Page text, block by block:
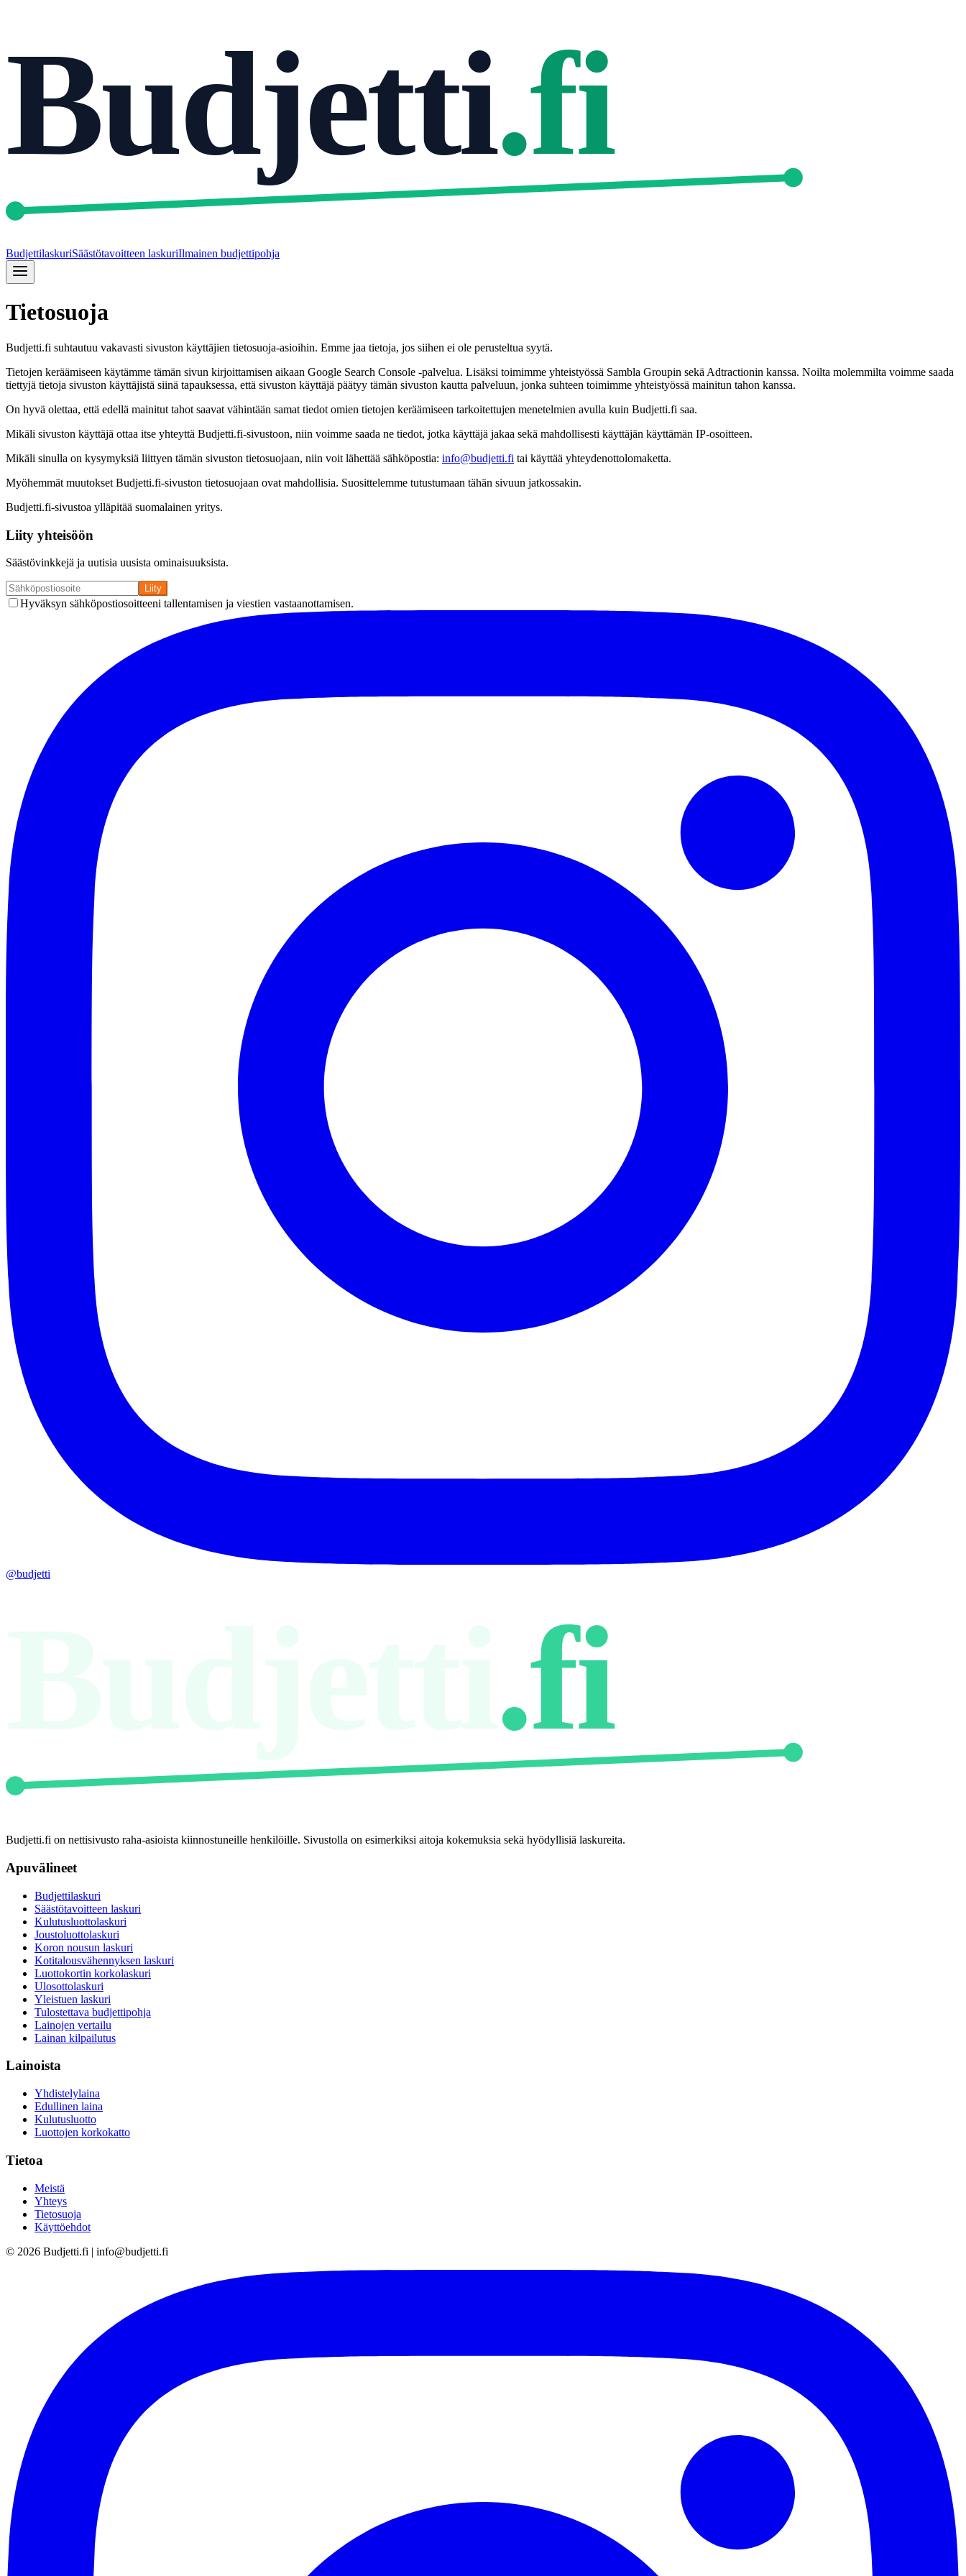
Budjetti.fi
BudjettilaskuriSäästötavoitteen laskuriIlmainen budjettipohja
Tietosuoja
Budjetti.fi suhtautuu vakavasti sivuston käyttäjien tietosuoja-asioihin. Emme jaa tietoja, jos siihen ei ole perusteltua syytä.
Tietojen keräämiseen käytämme tämän sivun kirjoittamisen aikaan Google Search Console -palvelua. Lisäksi toimimme yhteistyössä Sambla Groupin sekä Adtractionin kanssa. Noilta molemmilta voimme saada
tiettyjä tietoja sivuston käyttäjistä siinä tapauksessa, että sivuston käyttäjä päätyy tämän sivuston kautta palveluun, jonka suhteen toimimme yhteistyössä mainitun tahon kanssa.
On hyvä olettaa, että edellä mainitut tahot saavat vähintään samat tiedot omien tietojen keräämiseen tarkoitettujen menetelmien avulla kuin Budjetti.fi saa.
Mikäli sivuston käyttäjä ottaa itse yhteyttä Budjetti.fi-sivustoon, niin voimme saada ne tiedot, jotka käyttäjä jakaa sekä mahdollisesti käyttäjän käyttämän IP-osoitteen.
Mikäli sinulla on kysymyksiä liittyen tämän sivuston tietosuojaan, niin voit lähettää sähköpostia: info@budjetti.fi tai käyttää yhteydenottolomaketta.
Myöhemmät muutokset Budjetti.fi-sivuston tietosuojaan ovat mahdollisia. Suosittelemme tutustumaan tähän sivuun jatkossakin.
Budjetti.fi-sivustoa ylläpitää suomalainen yritys.
Liity yhteisöön
Säästövinkkejä ja uutisia uusista ominaisuuksista.
Liity
Hyväksyn sähköpostiosoitteeni tallentamisen ja viestien vastaanottamisen.
@budjetti
.fi
Budjetti.fi on nettisivusto raha-asioista kiinnostuneille henkilöille. Sivustolla on esimerkiksi aitoja kokemuksia sekä hyödyllisiä laskureita.
Apuvälineet
Budjettilaskuri
Säästötavoitteen laskuri
Kulutusluottolaskuri
Joustoluottolaskuri
Koron nousun laskuri
Kotitalousvähennyksen laskuri
Luottokortin korkolaskuri
Ulosottolaskuri
Yleistuen laskuri
Tulostettava budjettipohja
Lainojen vertailu
Lainan kilpailutus
Lainoista
Yhdistelylaina
Edullinen laina
Kulutusluotto
Luottojen korkokatto
Tietoa
Meistä
Yhteys
Tietosuoja
Käyttöehdot
© 2026 Budjetti.fi | info@budjetti.fi